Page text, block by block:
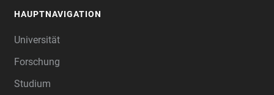
HAUPTNAVIGATION
Universität
Forschung
Studium